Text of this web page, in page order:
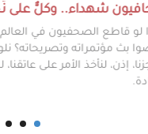
شهداء.. وكلٌّ على
لو قاطع الصحفيون في العالم
بث مؤتمراته وتصريحاته؟
إذن، لنأخذ الأمر على